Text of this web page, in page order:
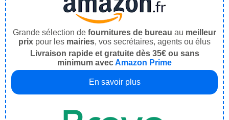
Grande sélection de fournitures de bureau au meilleur
prix pour les mairies, vos secrétaires, agents ou élus
Livraison rapide et gratuite dès 35€ ou sans
minimum avecAmazon Prime
En savoir plus